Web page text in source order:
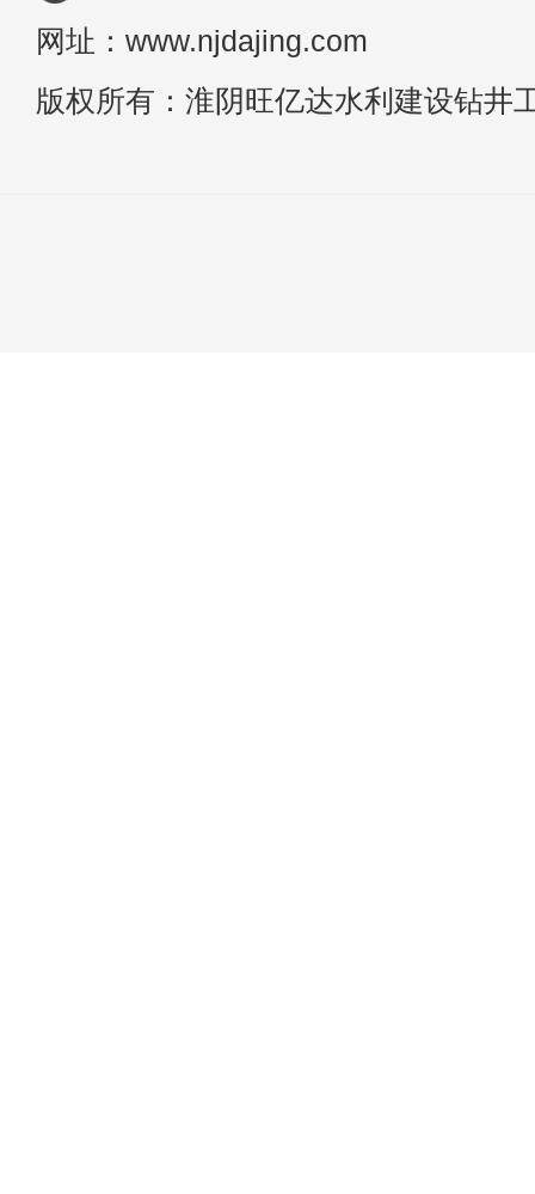
网址：www.njdajing.com
版权所有：淮阴旺亿达水利建设钻井